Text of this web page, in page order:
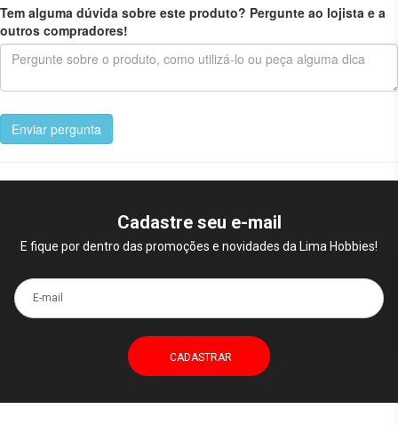
Tem alguma dúvida sobre este produto? Pergunte ao lojista e a
outros compradores!
Enviar pergunta
Cadastre seu e-mail
E fique por dentro das promoções e novidades da Lima Hobbies!
E-mail